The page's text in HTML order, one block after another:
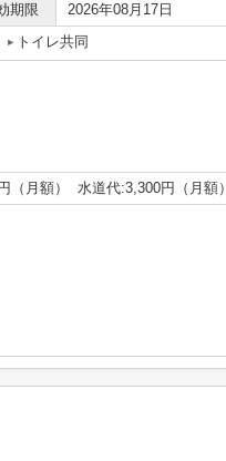
期限
2026年08月17日
トイレ共同
月額） 水道代:3,300円（月額）